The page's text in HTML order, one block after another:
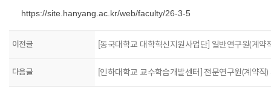
https://site.hanyang.ac.kr/web/faculty/26-3-5
이전글 [동국대학교 대학혁신지원사업단] 일반연구원(계약
다음글 [인하대학교 교수학습개발센터] 전문연구원(계약직